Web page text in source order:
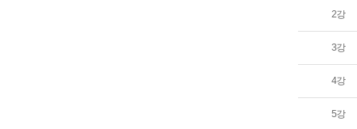
2강
3강
4강
5강